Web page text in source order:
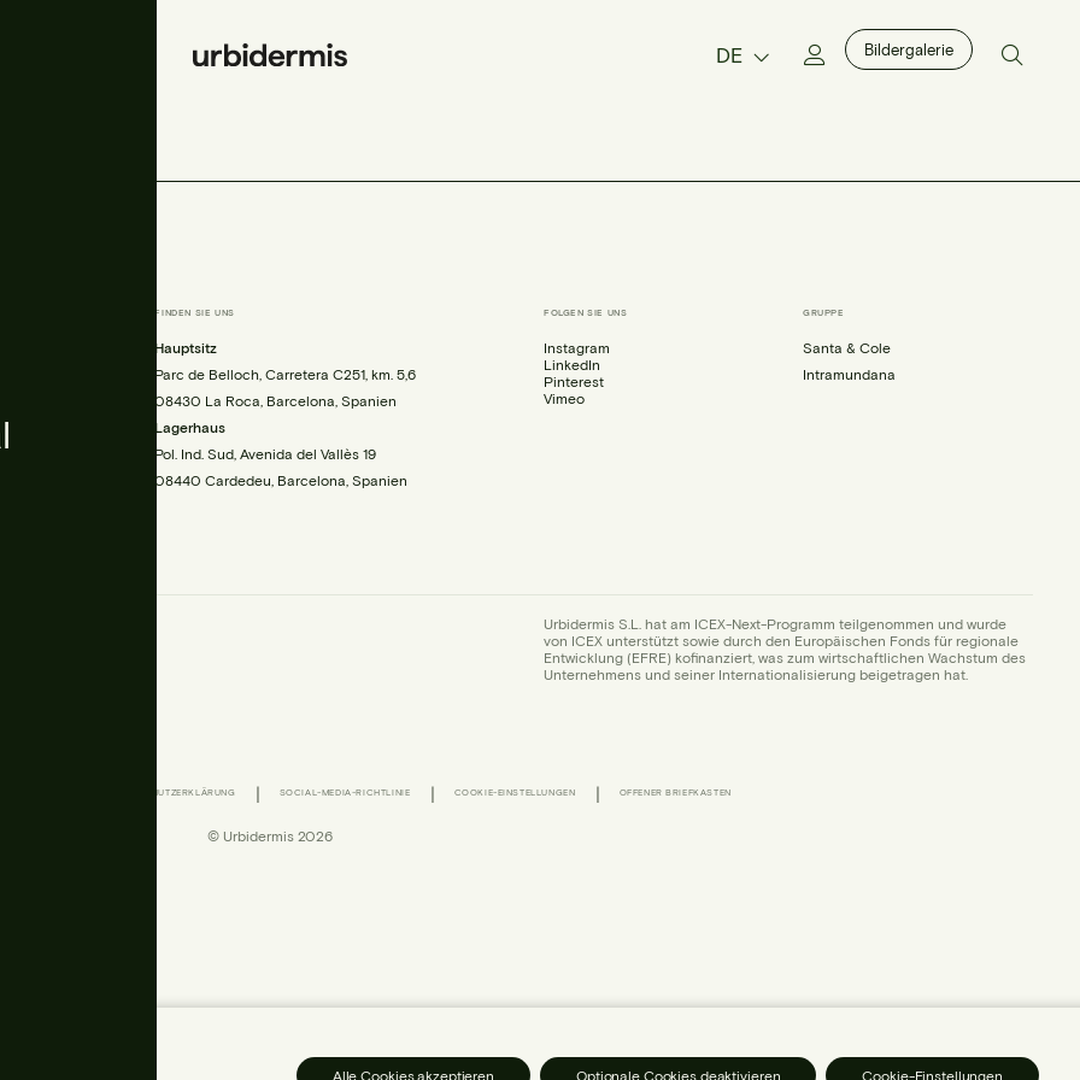
DE Bildergalerie
FINDEN SIE UNS
Hauptsitz
Parc de Belloch, Carretera C251, km. 5,6
08430 La Roca, Barcelona, Spanien
Lagerhaus
Pol. Ind. Sud, Avenida del Vallès 19
08440 Cardedeu, Barcelona, Spanien
FOLGEN SIE UNS
Instagram
LinkedIn
Pinterest
Vimeo
GRUPPE
Santa & Cole
Intramundana
Urbidermis S.L. hat am ICEX-Next-Programm teilgenommen und wurde
von ICEX unterstützt sowie durch den Europäischen Fonds für regionale
Entwicklung (EFRE) kofinanziert, was zum wirtschaftlichen Wachstum des
Unternehmens und seiner Internationalisierung beigetragen hat.
DATENSCHUTZERKLÄRUNG | SOCIAL-MEDIA-RICHTLINIE | COOKIE-EINSTELLUNGEN | OFFENER BRIEFKASTEN
© Urbidermis 2026
Alle Cookies akzeptieren Optionale Cookies deaktivieren Cookie-Einstellungen